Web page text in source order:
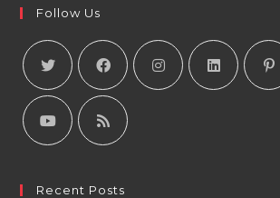
Follow Us
Recent Posts